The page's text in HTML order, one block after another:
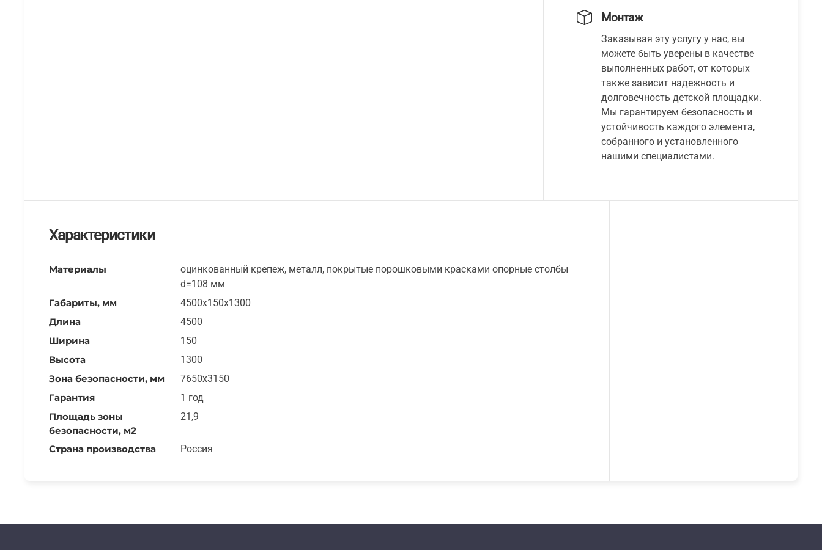
Монтаж
Заказывая эту услугу у нас, вы
можете быть уверены в качестве
выполненных работ, от которых
также зависит надежность и
долговечность детской площадки.
Мы гарантируем безопасность и
устойчивость каждого элемента,
собранного и установленного
нашими специалистами.
Характеристики
Материалы
оцинкованный крепеж, металл, покрытые порошковыми красками опорные столбы
d=108 мм
Габариты, мм
4500x150x1300
Длина
4500
Ширина
150
Высота
1300
Зона безопасности, мм
7650x3150
Гарантия
1 год
Площадь зоны
безопасности, м2
21,9
Страна производства Россия